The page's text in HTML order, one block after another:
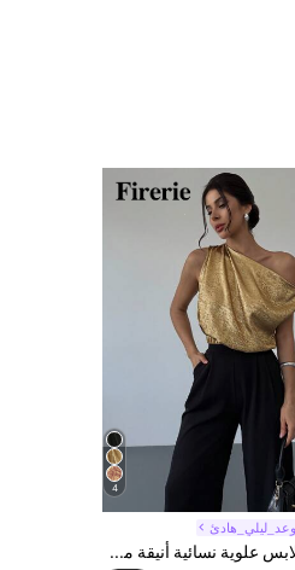
4
Firerie ملابس علوية نسائية أنيقة مطلية باللون الذهبي المعدني بدون أكمام، بتصميم كتف غير متماثل وقصة فضفاضة، مناسبة للصيف والخروجات الليلية والحفلات والمواعيد وإطلالات المهرجانات